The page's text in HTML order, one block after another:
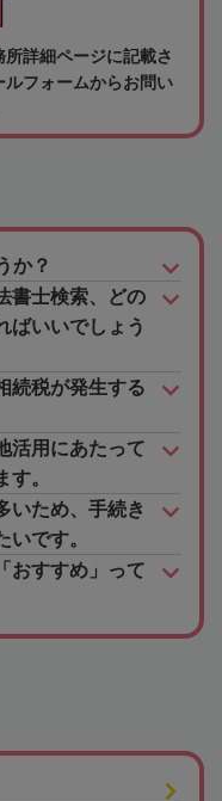
詳細ページに記載さ
フォームからお問い
か？
書士検索、どの
ばいいでしょう
続税が発生する
活用にあたって
。
いため、手続き
です。
おすすめ」って